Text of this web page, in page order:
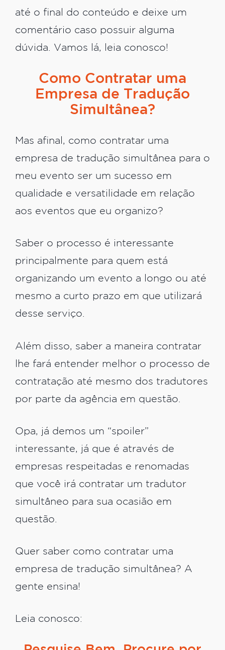
até o final do conteúdo e deixe um
comentário caso possuir alguma
dúvida. Vamos lá, leia conosco!
Como Contratar uma
Empresa de Tradução
Simultânea?
Mas afinal, como contratar uma
empresa de tradução simultânea para o
meu evento ser um sucesso em
qualidade e versatilidade em relação
aos eventos que eu organizo?
Saber o processo é interessante
principalmente para quem está
organizando um evento a longo ou até
mesmo a curto prazo em que utilizará
desse serviço.
Além disso, saber a maneira contratar
lhe fará entender melhor o processo de
contratação até mesmo dos tradutores
por parte da agência em questão.
Opa, já demos um “spoiler”
interessante, já que é através de
empresas respeitadas e renomadas
que você irá contratar um tradutor
simultâneo para sua ocasião em
questão.
Quer saber como contratar uma
empresa de tradução simultânea? A
gente ensina!
Leia conosco: